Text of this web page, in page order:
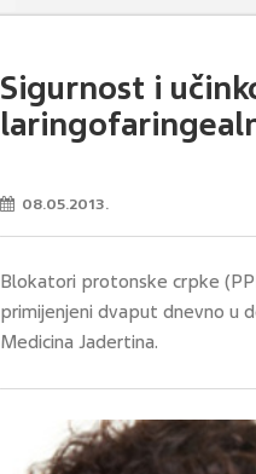
Sigurnost i
08.05.2013.
Blokatori protonske crpke
primijenjeni dvaput dnevno u
Medicina Jadertina.